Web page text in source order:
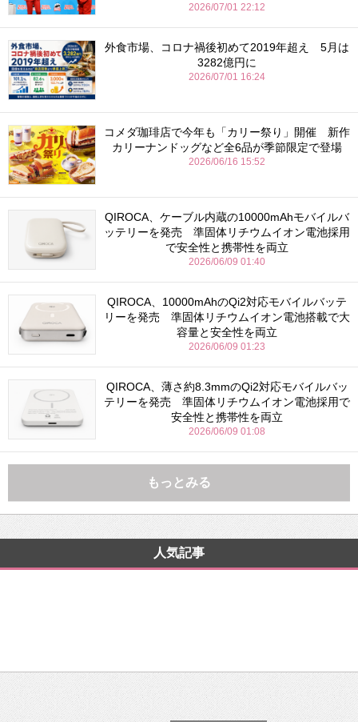
2026/07/01 22:12
外食市場、コロナ禍後初めて2019年超え 5月は
3282億円に
2026/07/01 16:24
コメダ珈琲店で今年も「カリー祭り」開催 新作
カリーナンドッグなど全6品が季節限定で登場
2026/06/16 15:52
QIROCA、ケーブル内蔵の10000mAhモバイルバ
ッテリーを発売 準固体リチウムイオン電池採用
で安全性と携帯性を両立
2026/06/09 01:40
QIROCA、10000mAhのQi2対応モバイルバッテ
リーを発売 準固体リチウムイオン電池搭載で大
容量と安全性を両立
2026/06/09 01:23
QIROCA、薄さ約8.3mmのQi2対応モバイルバッ
テリーを発売 準固体リチウムイオン電池採用で
安全性と携帯性を両立
2026/06/09 01:08
もっとみる
人気記事